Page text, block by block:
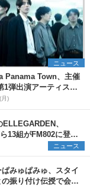
ニュース
Panama Town、主催
1弾出演アーティスト
ズボーン、夜の本気ダ
表 「plus∈you」の
)
、
13組がFM802に登
身の1曲”をセレクト
ニュース
みゅぱみゅ、スタイ
振り付け伝授で会場